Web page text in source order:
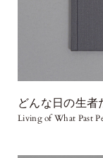
どんな日の生者
Living of What Past